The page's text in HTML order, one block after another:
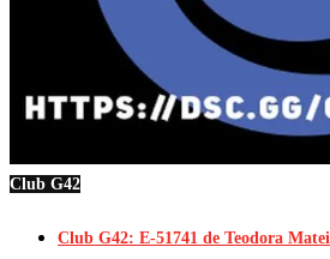
Club G42
Club G42: E-51741 de Teodora Matei